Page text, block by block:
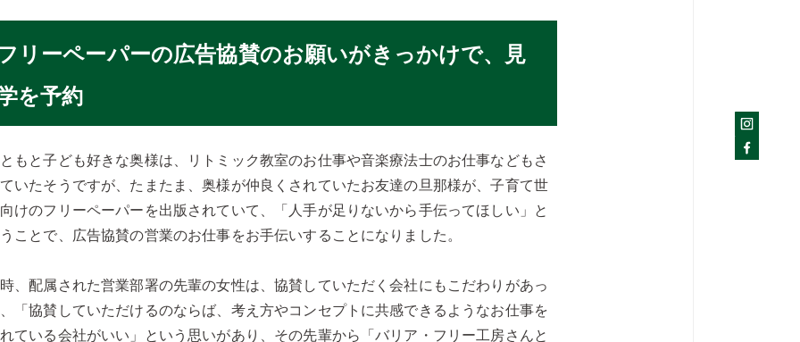
リーペーパーの広告協賛のお願いがきっかけで、見
を予約
もと子ども好きな奥様は、リトミック教室のお仕事や音楽療法士のお仕事などもさ
いたそうですが、たまたま、奥様が仲良くされていたお友達の旦那様が、子育て世
けのフリーペーパーを出版されていて、「人手が足りないから手伝ってほしい」と
ことで、広告協賛の営業のお仕事をお手伝いすることになりました。
、配属された営業部署の先輩の女性は、協賛していただく会社にもこだわりがあっ
「協賛していただけるのならば、考え方やコンセプトに共感できるようなお仕事を
ている会社がいい」という思いがあり、その先輩から「バリア・フリー工房さんと